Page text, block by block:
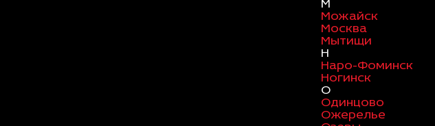
М
Можайск
Москва
Мытищи
Н
Наро-Фоминск
Ногинск
О
Одинцово
Ожерелье